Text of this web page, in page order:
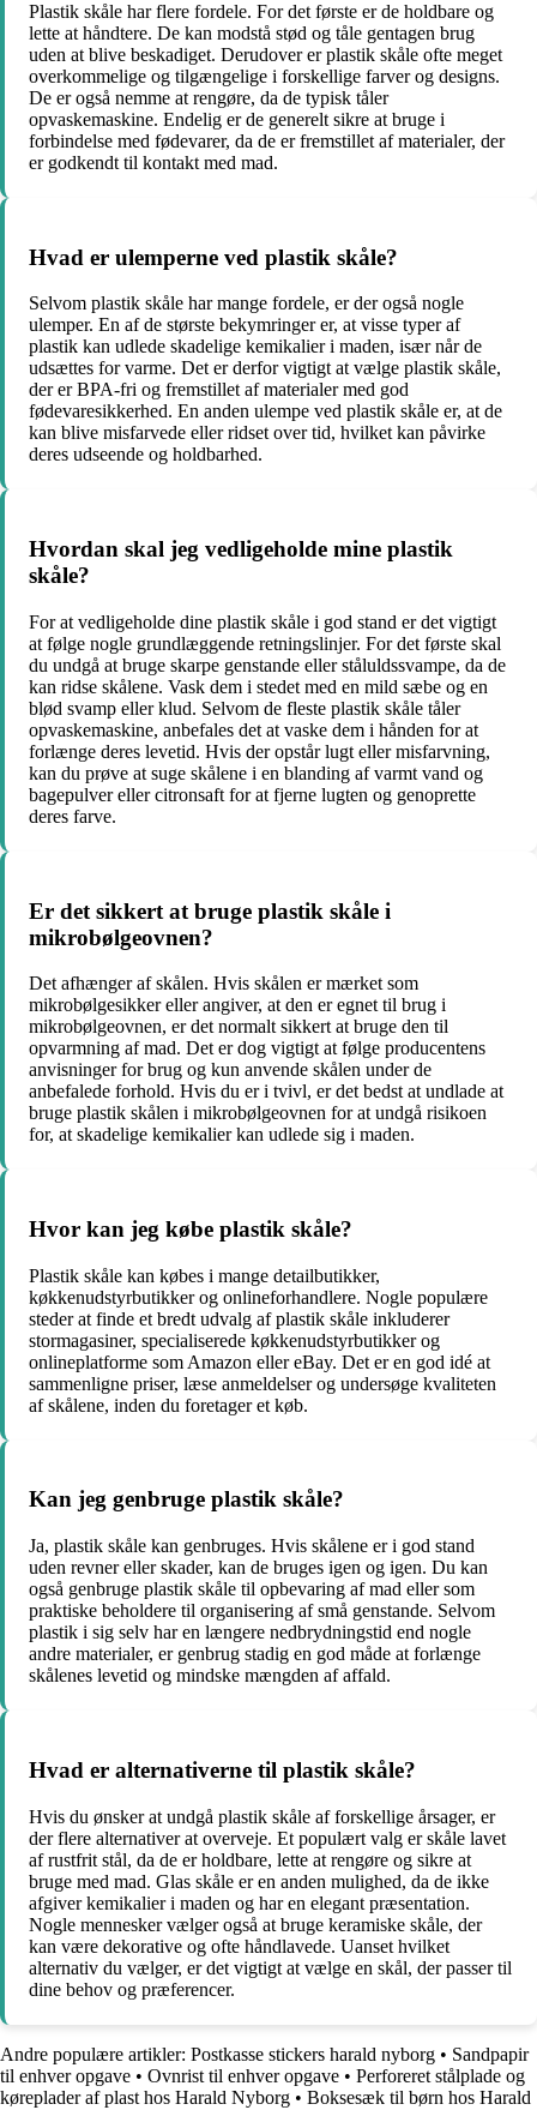
Plastik skåle har flere fordele. For det første er de holdbare og
lette at håndtere. De kan modstå stød og tåle gentagen brug
uden at blive beskadiget. Derudover er plastik skåle ofte meget
overkommelige og tilgængelige i forskellige farver og designs.
De er også nemme at rengøre, da de typisk tåler
opvaskemaskine. Endelig er de generelt sikre at bruge i
forbindelse med fødevarer, da de er fremstillet af materialer, der
er godkendt til kontakt med mad.
Hvad er ulemperne ved plastik skåle?
Selvom plastik skåle har mange fordele, er der også nogle
ulemper. En af de største bekymringer er, at visse typer af
plastik kan udlede skadelige kemikalier i maden, især når de
udsættes for varme. Det er derfor vigtigt at vælge plastik skåle,
der er BPA-fri og fremstillet af materialer med god
fødevaresikkerhed. En anden ulempe ved plastik skåle er, at de
kan blive misfarvede eller ridset over tid, hvilket kan påvirke
deres udseende og holdbarhed.
Hvordan skal jeg vedligeholde mine plastik
skåle?
For at vedligeholde dine plastik skåle i god stand er det vigtigt
at følge nogle grundlæggende retningslinjer. For det første skal
du undgå at bruge skarpe genstande eller ståluldssvampe, da de
kan ridse skålene. Vask dem i stedet med en mild sæbe og en
blød svamp eller klud. Selvom de fleste plastik skåle tåler
opvaskemaskine, anbefales det at vaske dem i hånden for at
forlænge deres levetid. Hvis der opstår lugt eller misfarvning,
kan du prøve at suge skålene i en blanding af varmt vand og
bagepulver eller citronsaft for at fjerne lugten og genoprette
deres farve.
Er det sikkert at bruge plastik skåle i
mikrobølgeovnen?
Det afhænger af skålen. Hvis skålen er mærket som
mikrobølgesikker eller angiver, at den er egnet til brug i
mikrobølgeovnen, er det normalt sikkert at bruge den til
opvarmning af mad. Det er dog vigtigt at følge producentens
anvisninger for brug og kun anvende skålen under de
anbefalede forhold. Hvis du er i tvivl, er det bedst at undlade at
bruge plastik skålen i mikrobølgeovnen for at undgå risikoen
for, at skadelige kemikalier kan udlede sig i maden.
Hvor kan jeg købe plastik skåle?
Plastik skåle kan købes i mange detailbutikker,
køkkenudstyrbutikker og onlineforhandlere. Nogle populære
steder at finde et bredt udvalg af plastik skåle inkluderer
stormagasiner, specialiserede køkkenudstyrbutikker og
onlineplatforme som Amazon eller eBay. Det er en god idé at
sammenligne priser, læse anmeldelser og undersøge kvaliteten
af skålene, inden du foretager et køb.
Kan jeg genbruge plastik skåle?
Ja, plastik skåle kan genbruges. Hvis skålene er i god stand
uden revner eller skader, kan de bruges igen og igen. Du kan
også genbruge plastik skåle til opbevaring af mad eller som
praktiske beholdere til organisering af små genstande. Selvom
plastik i sig selv har en længere nedbrydningstid end nogle
andre materialer, er genbrug stadig en god måde at forlænge
skålenes levetid og mindske mængden af affald.
Hvad er alternativerne til plastik skåle?
Hvis du ønsker at undgå plastik skåle af forskellige årsager, er
der flere alternativer at overveje. Et populært valg er skåle lavet
af rustfrit stål, da de er holdbare, lette at rengøre og sikre at
bruge med mad. Glas skåle er en anden mulighed, da de ikke
afgiver kemikalier i maden og har en elegant præsentation.
Nogle mennesker vælger også at bruge keramiske skåle, der
kan være dekorative og ofte håndlavede. Uanset hvilket
alternativ du vælger, er det vigtigt at vælge en skål, der passer til
dine behov og præferencer.
Andre populære artikler: Postkasse stickers harald nyborg • Sandpapir
til enhver opgave • Ovnrist til enhver opgave • Perforeret stålplade og
køreplader af plast hos Harald Nyborg • Boksesæk til børn hos Harald